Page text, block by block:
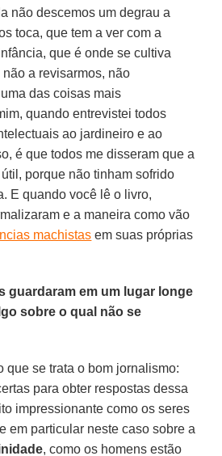
não descemos um degrau a
toca, que tem a ver com a
que é onde se cultiva
a revisarmos, não
das coisas mais
quando entrevistei todos
ao jardineiro e ao
é que todos me disseram que a
porque não tinham sofrido
E quando você lê o livro,
e a maneira como vão
machistas em suas próprias
guardaram em um lugar longe
sobre o qual não se
que se trata o bom jornalismo:
para obter respostas dessa
impressionante como os seres
em particular neste caso sobre a
, como os homens estão